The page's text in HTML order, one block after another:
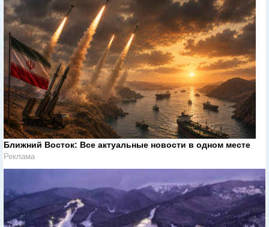
Ближний Восток: Все актуальные новости в одном месте
Реклама